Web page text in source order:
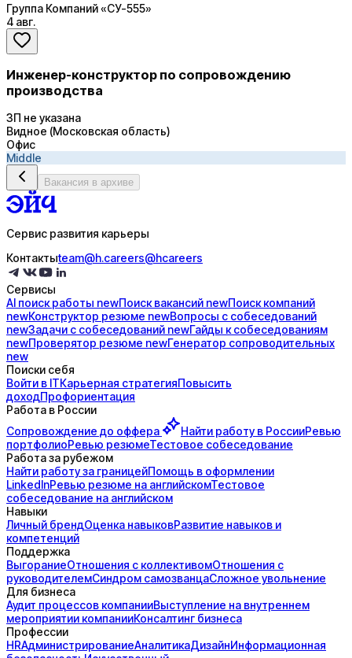
Группа Компаний «СУ-555»
4 авг.
Инженер-конструктор по сопровождению
производства
ЗП не указана
Видное (Московская область)
Офис
Middle
Вакансия в архиве
Сервис развития карьеры
Контактыteam@h.careers@hcareers
Сервисы
AI поискработы newПоисквакансий newПоисккомпаний
newКонструктор резюме newВопросы с собеседований
newЗадачи с собеседований newГайды ксобеседованиям
newПроверятор резюме newГенератор сопроводительных
new
Поиски себя
Войти в ITКарьерная стратегияПовысить
доходПрофориентация
Работа в России
Сопровождение до оффера Найти работу в РоссииРевью
портфолиоРевью резюмеТестовое собеседование
Работа за рубежом
Найти работу за границейПомощь в оформлении
LinkedInРевью резюме на английскомТестовое
собеседование на английском
Навыки
Личный брендОценка навыковРазвитие навыков и
компетенций
Поддержка
ВыгораниеОтношения с коллективомОтношения с
руководителемСиндром самозванцаСложное увольнение
Для бизнеса
Аудит процессов компанииВыступление на внутреннем
мероприятии компанииКонсалтинг бизнеса
Профессии
HRАдминистрированиеАналитикаДизайнИнформационная